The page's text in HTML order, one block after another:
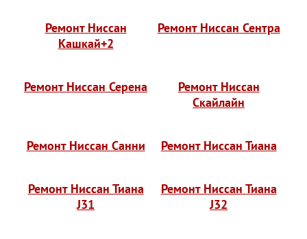
Ремонт Ниссан
Кашкай+2
Ремонт Ниссан Сентра
Ремонт Ниссан Серена
Ремонт Ниссан
Скайлайн
Ремонт Ниссан Санни Ремонт Ниссан Тиана
Ремонт Ниссан Тиана
J31
Ремонт Ниссан Тиана
J32